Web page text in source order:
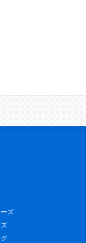
ズ